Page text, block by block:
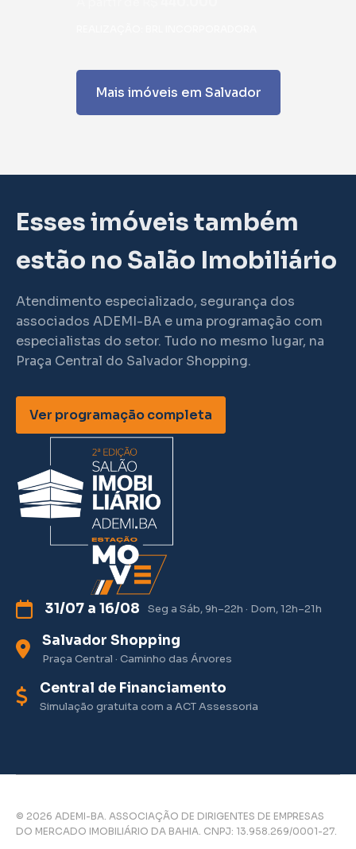
Mais imóveis em Salvador
Esses imóveis também
estão no Salão Imobiliário
Atendimento especializado, segurança dos
associados ADEMI-BA e uma programação com
especialistas do setor. Tudo no mesmo lugar, na
Praça Central do Salvador Shopping.
Ver programação completa
31/07 a 16/08 Seg a Sáb, 9h–22h · Dom, 12h–21h
Salvador Shopping
Praça Central · Caminho das Árvores
Central de Financiamento
Simulação gratuita com a ACT Assessoria
© 2026 ADEMI-BA. ASSOCIAÇÃO DE DIRIGENTES DE EMPRESAS
DO MERCADO IMOBILIÁRIO DA BAHIA. CNPJ: 13.958.269/0001-27.